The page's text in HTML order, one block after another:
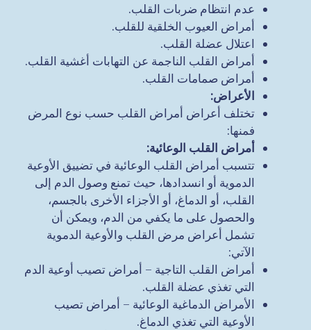
عدم انتظام ضربات القلب.
أمراض العيوب الخلقية للقلب.
اعتلال عضلة القلب.
أمراض القلب الناجمة عن التهابات أغشية القلب.
أمراض صمامات القلب.
الأعراض:
تختلف أعراض أمراض القلب حسب نوع المرض
فمنها:
أمراض القلب الوعائية:
تتسبب أمراض القلب الوعائية في تضييق الأوعية
الدموية أو انسدادها، حيث تمنع وصول الدم إلى
القلب، أو الدماغ، أو الأجزاء الأخرى بالجسم،
والحصول على ما يكفي من الدم، ويمكن أن
تشمل أعراض مرض القلب والأوعية الدموية
الآتي:
أمراض القلب التاجية – أمراض تصيب أوعية الدم
التي تغذي عضلة القلب.
الأمراض الدماغية الوعائية – أمراض تصيب
الأوعية التي تغذي الدماغ.